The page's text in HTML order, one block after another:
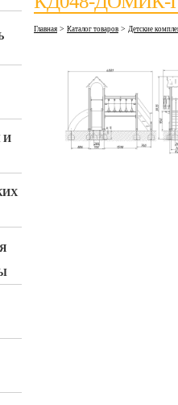
И
Главная > Каталог товаров > Детские